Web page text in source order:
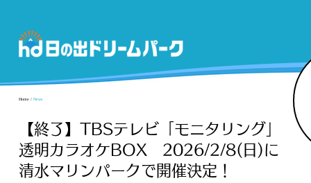
Home/ News
【終了】TBSテレビ「モニタリング」
透明カラオケBOX 2026/2/8(日)に
清水マリンパークで開催決定！